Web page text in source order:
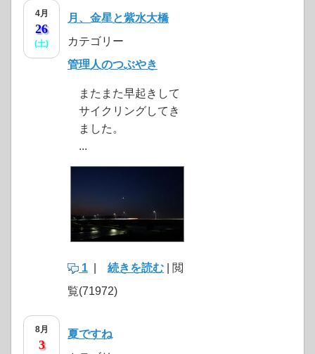
4月
26
(土)
月、金星と紫水大橋
カテゴリー
管理人のつぶやき
またまた早起きして
サイクリングしてき
ました。
...
1 続きを読む | 閲
覧(71972)
8月
3
夏ですね